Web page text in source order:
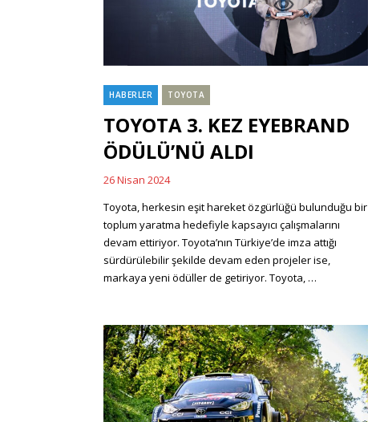
Categories
HABERLER TOYOTA
TOYOTA 3. KEZ EYEBRAND
ÖDÜLÜ’NÜ ALDI
Posted
on
26 Nisan 2024
Toyota, herkesin eşit hareket özgürlüğü bulunduğu bir
toplum yaratma hedefiyle kapsayıcı çalışmalarını
devam ettiriyor. Toyota’nın Türkiye’de imza attığı
sürdürülebilir şekilde devam eden projeler ise,
markaya yeni ödüller de getiriyor. Toyota, …